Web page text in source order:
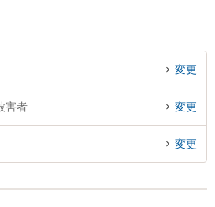
変更
害者 変更
変更